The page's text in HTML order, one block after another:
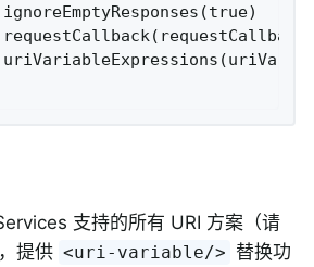
支持的所有 URI 方案（请
提供 <uri-variable/> 替换功